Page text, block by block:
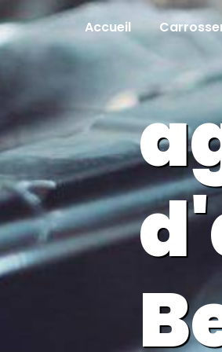
Panneau de gestion des cookies
Accueil